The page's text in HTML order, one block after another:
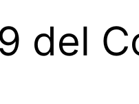
del